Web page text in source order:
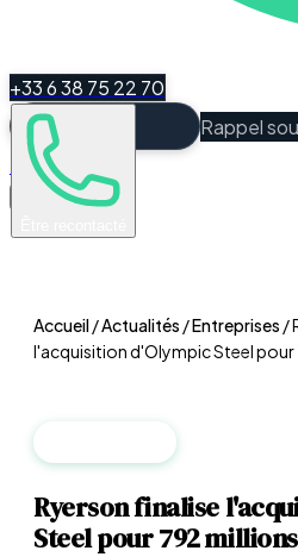
+33 6 38 75 22 70
Rappel
Espace Client
Accueil/Actualités /Entreprises /
l'acquisition d'Olympic Steel pour
Ryerson finalise
Steel pour 792